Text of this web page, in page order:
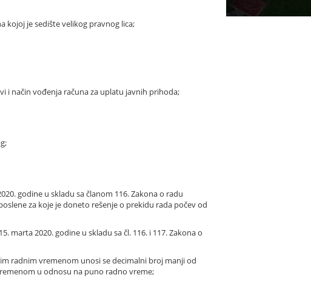
kojoj je sedište velikog pravnog lica;
i način vođenja računa za uplatu javnih prihoda;
godine u skladu sa članom 116. Zakona o radu
za koje je doneto rešenje o prekidu rada počev od
marta 2020. godine u skladu sa čl. 116. i 117. Zakona o
radnim vremenom unosi se decimalni broj manji od
u odnosu na puno radno vreme;